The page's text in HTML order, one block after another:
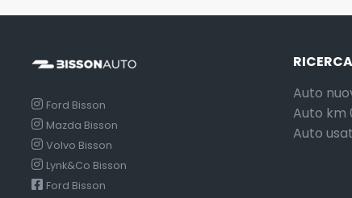
Ford Bisson
Mazda Bisson
Volvo Bisson
Lynk&Co Bisson
Ford Bisson
Auto
Auto km
Auto